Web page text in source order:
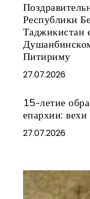
Республики
Таджикистан
Питириму
27.07.2026
15-летие
епархии:
27.07.2026